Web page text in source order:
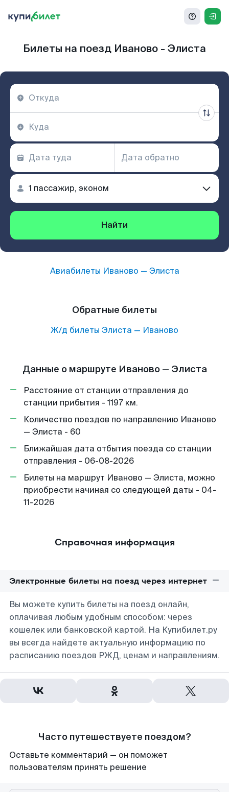
Билеты на поезд Иваново - Элиста
Найти
Авиабилеты Иваново — Элиста
Обратные билеты
Ж/д билеты Элиста — Иваново
Данные о маршруте Иваново — Элиста
Расстояние от станции отправления до
станции прибытия - 1197 км.
Количество поездов по направлению Иваново
— Элиста - 60
Ближайшая дата отбытия поезда со станции
отправления - 06-08-2026
Билеты на маршрут Иваново — Элиста, можно
приобрести начиная со следующей даты - 04-
11-2026
Справочная информация
Электронные билеты на поезд через интернет
Вы можете купить билеты на поезд онлайн,
оплачивая любым удобным способом: через
кошелек или банковской картой. На Купибилет.ру
вы всегда найдете актуальную информацию по
расписанию поездов РЖД, ценам и направлениям.
Часто путешествуете поездом?
Оставьте комментарий — он поможет
пользователям принять решение